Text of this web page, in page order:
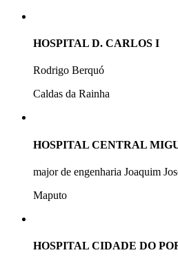
HOSPITAL D. CARLOS I
Rodrigo Berquó
Caldas da Rainha
HOSPITAL CENTRAL
major de engenharia Joaquim
Maputo
HOSPITAL CIDADE DO